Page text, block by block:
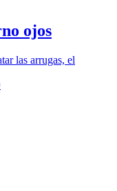
ojos
las arrugas, el